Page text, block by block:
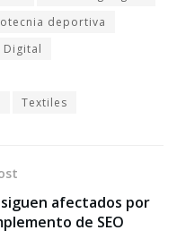
deportiva
Digital
Textiles
afectados por
de SEO